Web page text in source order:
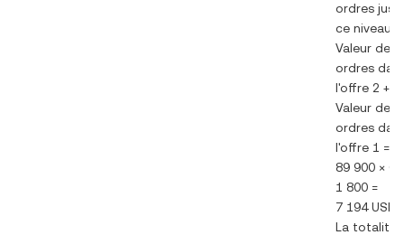
ordres
ce niveau =
Valeur des
ordres
l'offre 2 +
Valeur des
ordres
l'offre 1 =
89 900 ×
1 800 =
7 194 USDT
La totalité